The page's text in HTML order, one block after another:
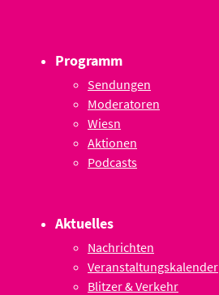
Programm
Sendungen
Moderatoren
Wiesn
Aktionen
Podcasts
Aktuelles
Nachrichten
Veranstaltungskalender
Blitzer & Verkehr